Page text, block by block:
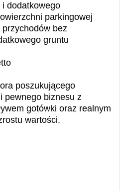
dodatkowego
parkingowej
przychodów bez
gruntu
poszukującego
pewnego biznesu z
gotówki oraz realnym
wartości.